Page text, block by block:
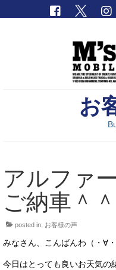
取扱車種一覧
M’sCollectionパー
エムズオート
M’sCollection
お
アルファ
ご納車＾＾
posted in: お客様の声
みなさん、こんばんわ（・∀・
今日はとっても良いお天気の